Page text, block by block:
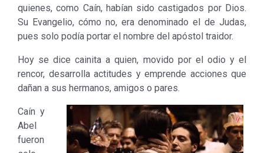
quienes, como Caín, habían sido castigados por Dios.
Su Evangelio, cómo no, era denominado el de Judas,
pues solo podía portar el nombre del apóstol traidor.
Hoy se dice cainita a quien, movido por el odio y el
rencor, desarrolla actitudes y emprende acciones que
dañan a sus hermanos, amigos o pares.
Caín y
Abel
fueron